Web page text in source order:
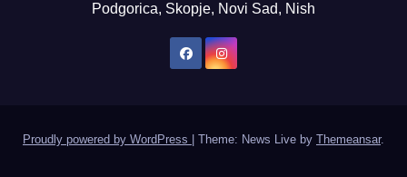
Podgorica, Skopje, Novi Sad, Nish
Proudly powered by WordPress Theme: News Live by Themeansar.